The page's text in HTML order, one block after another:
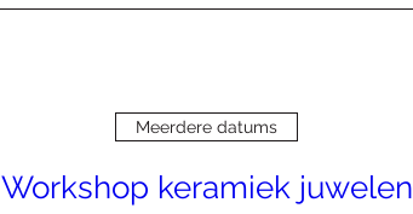
Meerdere datums
Workshop keramiek juwelen